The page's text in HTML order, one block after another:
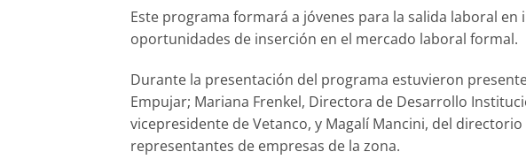
Este programa formará a jóvenes para la salida laboral
oportunidades de inserción en el mercado laboral formal.
Durante la presentación del programa estuvieron
Empujar; Mariana Frenkel, Directora de Desarrollo
vicepresidente de Vetanco, y Magalí Mancini, del
representantes de empresas de la zona.